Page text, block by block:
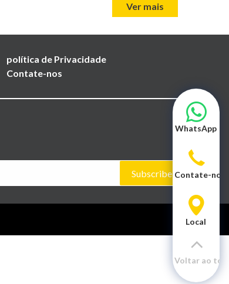
Ver mais
política de Privacidade
Contate-nos
Subscribe
WhatsApp
Contate-nos
Local
Voltar ao